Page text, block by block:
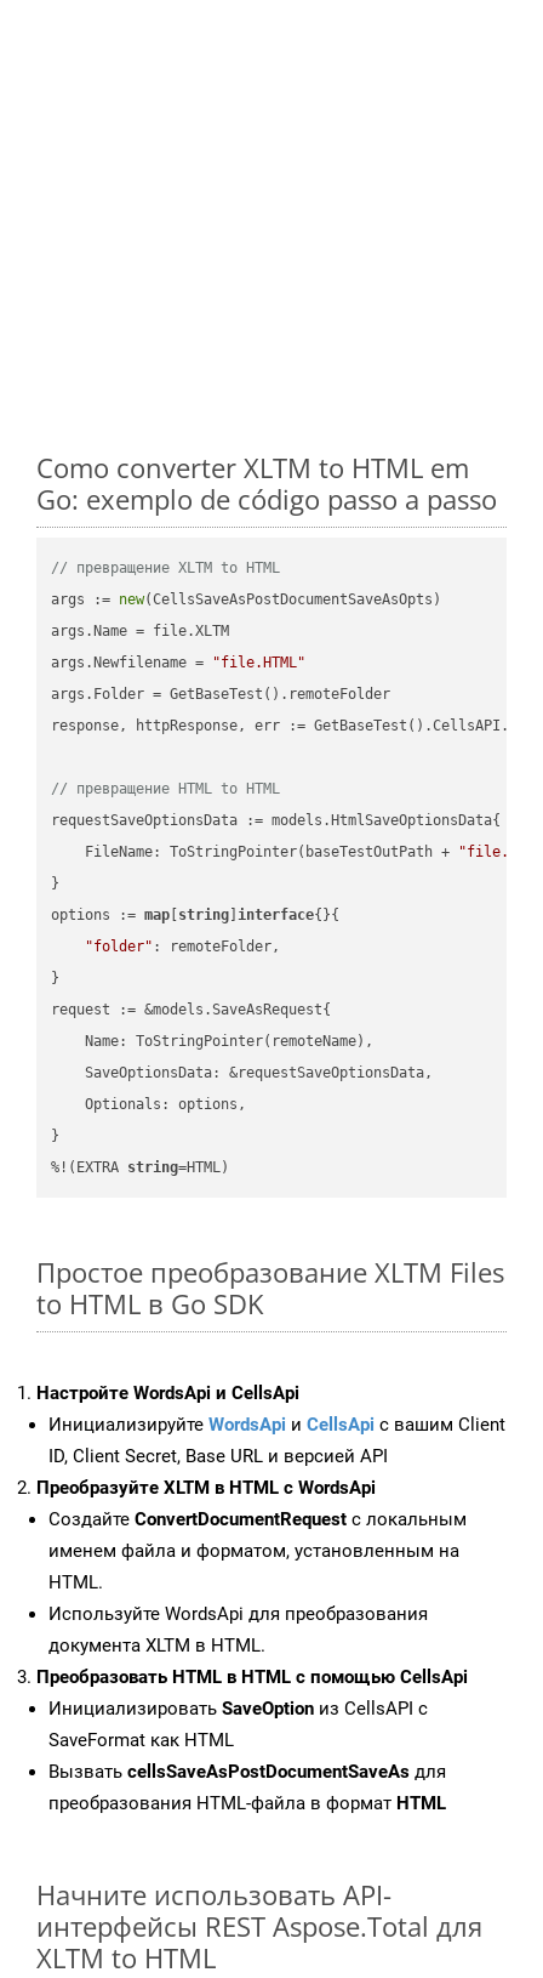
Como converter XLTM to HTML em
Go: exemplo de código passo a passo
// превращение XLTM to HTML
args := new(CellsSaveAsPostDocumentSaveAsOpts)
args.Name = file.XLTM
args.Newfilename =
"file.HTML"
args.Folder = GetBaseTest().remoteFolder
response, httpResponse, err :=
// превращение HTML to HTML
requestSaveOptionsData := models.HtmlSaveOptionsData{
    FileName: ToStringPointer(baseTestOutPath +
}
options := map string ]interface{}{
"folder" : remoteFolder,
}
request := &models.SaveAsRequest{
    Name: ToStringPointer(remoteName),
    SaveOptionsData: &requestSaveOptionsData,
    Optionals: options,
}
%!(EXTRA string=HTML)
Простое преобразование XLTM Files
to HTML в Go SDK
Настройте WordsApi и CellsApi
Инициализируйте WordsApi и CellsApi с вашим Client
ID, Client Secret, Base URL и версией API
Преобразуйте XLTM в HTML с WordsApi
Создайте ConvertDocumentRequest с локальным
именем файла и форматом, установленным на
HTML.
Используйте WordsApi для преобразования
документа XLTM в HTML.
Преобразовать HTML в HTML с помощью CellsApi
Инициализировать SaveOption из CellsAPI с
SaveFormat как HTML
Вызвать cellsSaveAsPostDocumentSaveAs для
преобразования HTML-файла в формат HTML
Начните использовать API-
интерфейсы REST Aspose.Total для
XLTM to HTML